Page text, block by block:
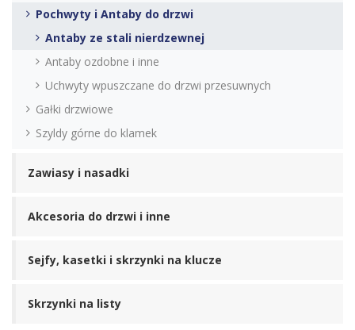
Pochwyty i Antaby do drzwi
Antaby ze stali nierdzewnej
Antaby ozdobne i inne
Uchwyty wpuszczane do drzwi przesuwnych
Gałki drzwiowe
Szyldy górne do klamek
Zawiasy i nasadki
Akcesoria do drzwi i inne
Sejfy, kasetki i skrzynki na klucze
Skrzynki na listy